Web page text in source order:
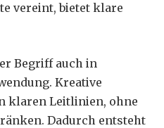
vereint, bietet klare
Begriff auch in
Kreative
klaren Leitlinien, ohne
Dadurch entsteht